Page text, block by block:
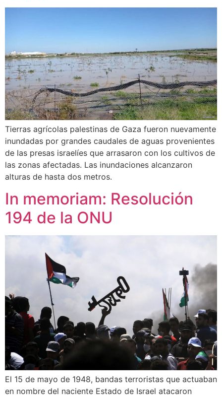
Tierras agrícolas palestinas de Gaza fueron nuevamente
inundadas por grandes caudales de aguas provenientes
de las presas israelíes que arrasaron con los cultivos de
las zonas afectadas. Las inundaciones alcanzaron
alturas de hasta dos metros.
In memoriam: Resolución
194 de la ONU
El 15 de mayo de 1948, bandas terroristas que actuaban
en nombre del naciente Estado de Israel atacaron